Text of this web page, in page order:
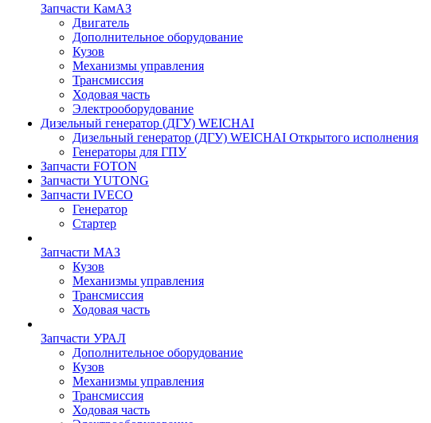
Запчасти КамАЗ
Двигатель
Дополнительное оборудование
Кузов
Механизмы управления
Трансмиссия
Ходовая часть
Электрооборудование
Дизельный генератор (ДГУ) WEICHAI
Дизельный генератор (ДГУ) WEICHAI Открытого исполнения
Генераторы для ГПУ
Запчасти FOTON
Запчасти YUTONG
Запчасти IVECO
Генератор
Стартер
Запчасти МАЗ
Кузов
Механизмы управления
Трансмиссия
Ходовая часть
Запчасти УРАЛ
Дополнительное оборудование
Кузов
Механизмы управления
Трансмиссия
Ходовая часть